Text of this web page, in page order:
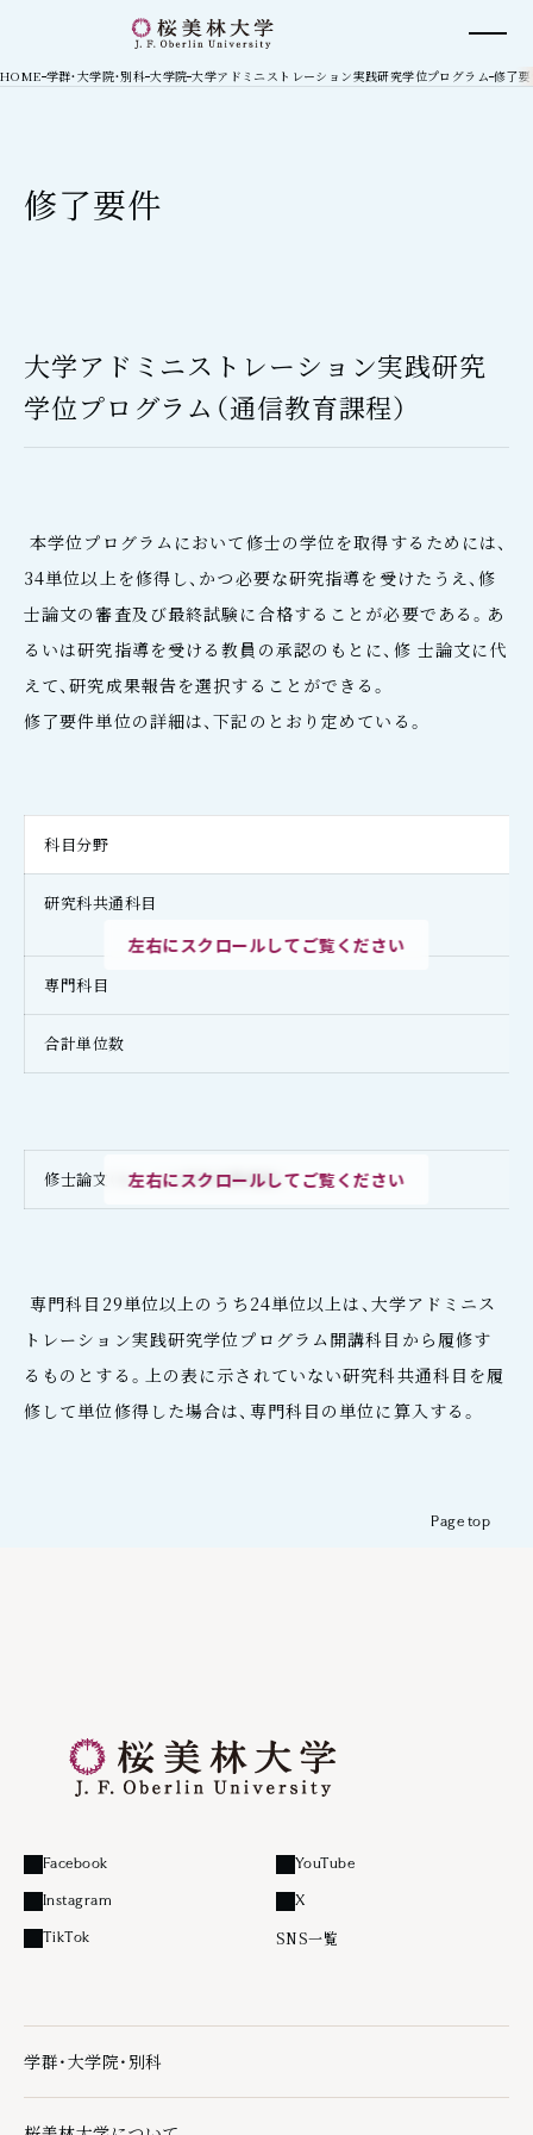
桜美林大学 トップページ
現在位置
HOME 学群・大学院・別科 大学院 大学アドミニストレーション実践研究学位プログラム 修了
修了要件
大学アドミニストレーション実践研究
学位プログラム（通信教育課程）
本学位プログラムにおいて修士の学位を取得するためには、
34単位以上を修得し、かつ必要な研究指導を受けたうえ、修
士論文の審査及び最終試験に合格することが必要である。あ
るいは研究指導を受ける教員の承認のもとに、修 士論文に代
えて、研究成果報告を選択することができる。
修了要件単位の詳細は、下記のとおり定めている。
科目分野
研究科共通科目
専門科目
合計単位数
左右にスクロールしてご覧ください
修士論文（もしくは研究成果報告）
左右にスクロールしてご覧ください
専門科目29単位以上のうち24単位以上は、大学アドミニス
トレーション実践研究学位プログラム開講科目から履修す
るものとする。上の表に示されていない研究科共通科目を履
修して単位修得した場合は、専門科目の単位に算入する。
Page top
Facebook
外部リンク
YouTube
外部リンク
Instagram
外部リンク
X
外部リンク
TikTok
外部リンク SNS一覧
学群・大学院・別科
学群・大学院・別科の下層ページ一覧を開く